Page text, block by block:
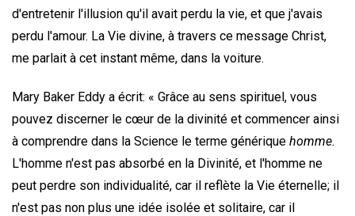
d'entretenir l'illusion qu'il avait perdu la vie, et que j'avais
perdu l'amour. La Vie divine, à travers ce message Christ,
me parlait à cet instant même, dans la voiture.
Mary Baker Eddy a écrit: « Grâce au sens spirituel, vous
pouvez discerner le cœur de la divinité et commencer ainsi
à comprendre dans la Science le terme générique homme.
L'homme n'est pas absorbé en la Divinité, et l'homme ne
peut perdre son individualité, car il reflète la Vie éternelle; il
n'est pas non plus une idée isolée et solitaire, car il